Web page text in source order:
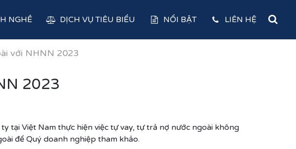
NGHỀ DỊCH VỤ TIÊU BIỂU NỔI BẬT LIÊN HỆ
với NHNN 2023
2023
tại Việt Nam thực hiện việc tự vay, tự trả nợ nước ngoài không
để Quý doanh nghiệp tham khảo.